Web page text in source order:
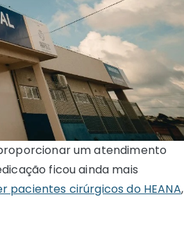
um atendimento
ficou ainda mais
pacientes cirúrgicos do HEANA,